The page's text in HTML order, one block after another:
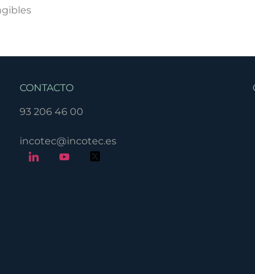
CONTACTO
93 206 46 00
incotec@incotec.es